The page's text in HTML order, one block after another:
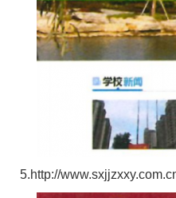
5.http://